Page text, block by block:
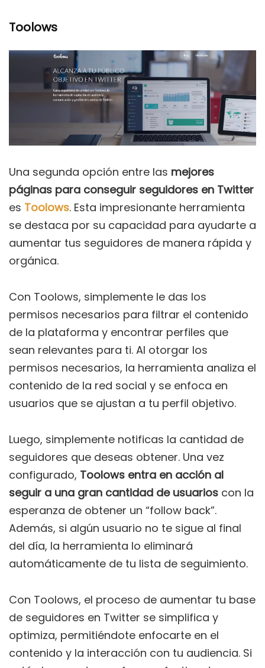
Toolows
Una segunda opción entre las mejores
páginas para conseguir seguidores en Twitter
es Toolows. Esta impresionante herramienta
se destaca por su capacidad para ayudarte a
aumentar tus seguidores de manera rápida y
orgánica.
Con Toolows, simplemente le das los
permisos necesarios para filtrar el contenido
de la plataforma y encontrar perfiles que
sean relevantes para ti. Al otorgar los
permisos necesarios, la herramienta analiza el
contenido de la red social y se enfoca en
usuarios que se ajustan a tu perfil objetivo.
Luego, simplemente notificas la cantidad de
seguidores que deseas obtener. Una vez
configurado, Toolows entra en acción al
seguir a una gran cantidad de usuarios con la
esperanza de obtener un “follow back”.
Además, si algún usuario no te sigue al final
del día, la herramienta lo eliminará
automáticamente de tu lista de seguimiento.
Con Toolows, el proceso de aumentar tu base
de seguidores en Twitter se simplifica y
optimiza, permitiéndote enfocarte en el
contenido y la interacción con tu audiencia. Si